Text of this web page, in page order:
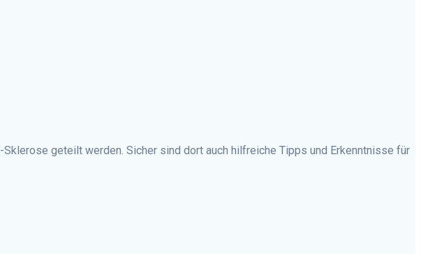
geteilt werden. Sicher sind dort auch hilfreiche Tipps und Erkenntnisse für